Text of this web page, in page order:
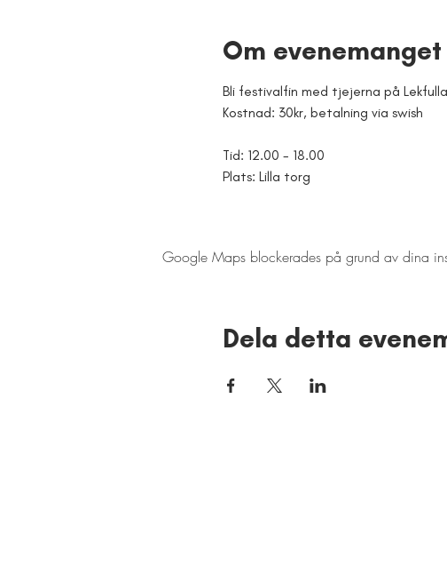
Om evenemanget
Bli festivalfin med tjejerna på
Kostnad: 30kr, betalning via swish
Tid: 12.00 - 18.00
Plats: Lilla torg
Google Maps blockerades på grund av dina
Dela detta